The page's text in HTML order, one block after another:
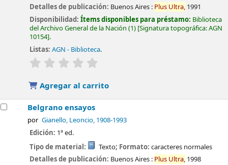
Detalles de publicación: Buenos Aires : Plus Ultra, 1991
Disponibilidad:Ítems disponibles para préstamo: Biblioteca
del Archivo General de la Nación (1) Signatura topográfica:AGN
10154 .
Listas: AGN - Biblioteca.
valoración
Agregar al carrito
Belgrano ensayos
por Gianello, Leoncio, 1908-1993
Edición: 1ª ed.
Tipo de material:
Texto; Formato: caracteres normales
Detalles de publicación: Buenos Aires : Plus Ultra, 1998